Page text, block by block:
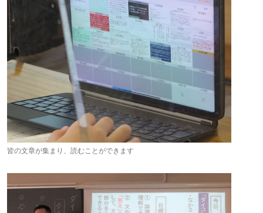
皆の文章が集まり、読むことができます